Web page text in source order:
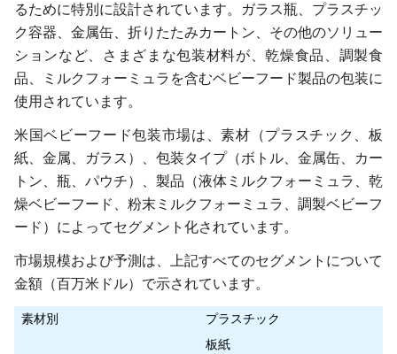
るために特別に設計されています。ガラス瓶、プラスチッ
ク容器、金属缶、折りたたみカートン、その他のソリュー
ションなど、さまざまな包装材料が、乾燥食品、調製食
品、ミルクフォーミュラを含むベビーフード製品の包装に
使用されています。
米国ベビーフード包装市場は、素材（プラスチック、板
紙、金属、ガラス）、包装タイプ（ボトル、金属缶、カー
トン、瓶、パウチ）、製品（液体ミルクフォーミュラ、乾
燥ベビーフード、粉末ミルクフォーミュラ、調製ベビーフ
ード）によってセグメント化されています。
市場規模および予測は、上記すべてのセグメントについて
金額（百万米ドル）で示されています。
素材別
プラスチック
板紙